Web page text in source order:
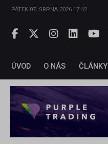
PÁTEK 07. SRPNA 2026 17:42
ÚVOD O NÁS ČLÁNKY